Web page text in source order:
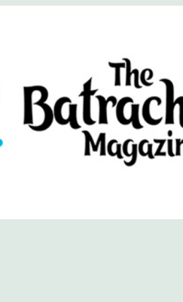
(официальный сайт)